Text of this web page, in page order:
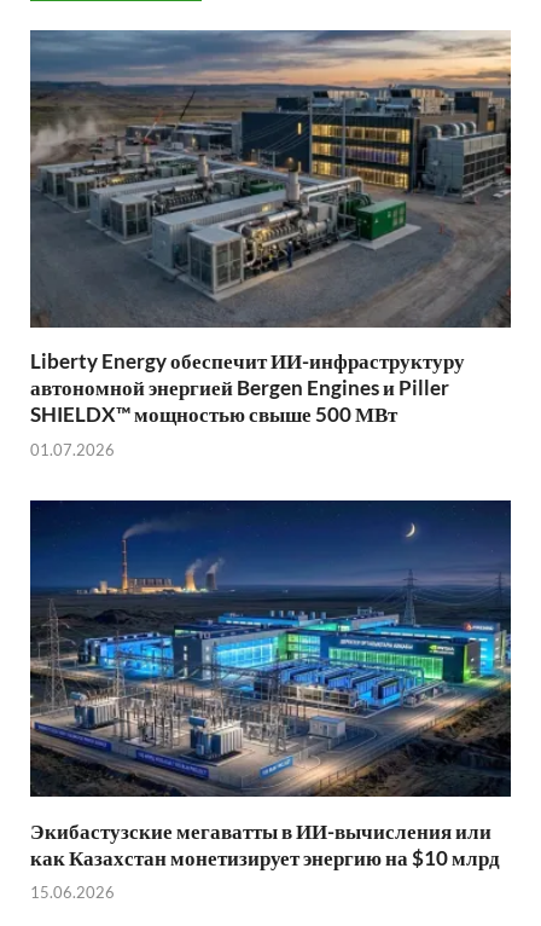
Liberty Energy обеспечит ИИ-инфраструктуру
автономной энергией Bergen Engines и Piller
SHIELDX™ мощностью свыше 500 МВт
01.07.2026
Экибастузские мегаватты в ИИ-вычисления или
как Казахстан монетизирует энергию на $10 млрд
15.06.2026